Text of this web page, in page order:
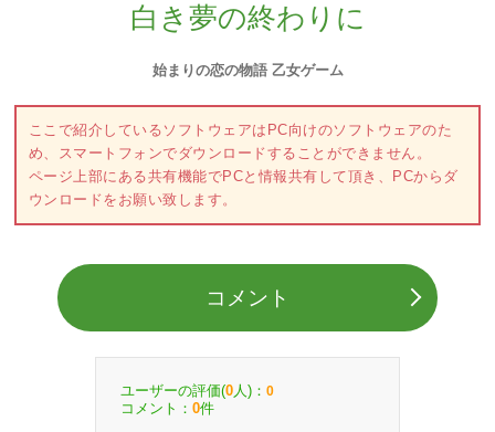
白き夢の終わりに
始まりの恋の物語 乙女ゲーム
ここで紹介しているソフトウェアはPC向けのソフトウェアのた
め、スマートフォンでダウンロードすることができません。
ページ上部にある共有機能でPCと情報共有して頂き、PCからダ
ウンロードをお願い致します。
コメント
ユーザーの評価(0 人)： 0
コメント： 0件